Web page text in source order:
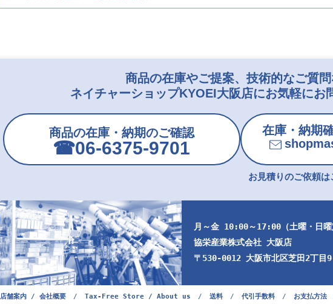
商品の在庫やご提案、技術的なご質
ネイチャーショップKYOEI大阪店にお気軽にお
商品の在庫・納期のご確認
☎︎06-6375-9701
在庫・納期
お見積りのご依頼
月～金 10:00～17:00（土曜・日曜
協栄産業株式会社 大阪店
〒530-0012 大阪市北区芝田2丁目
店舗案内 / 会社概要 / Tax-Free Store / About us / 送料 / 代引手数料 / お支払方法